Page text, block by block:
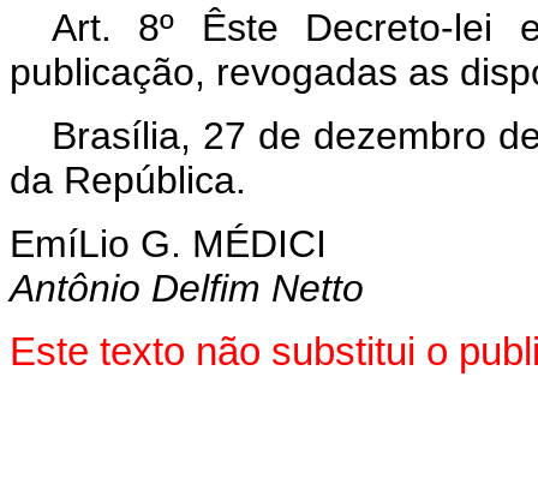
Art. 8º Êste Decreto-lei
publicação, revogadas as
Brasília, 27 de dezembro
da República.
EmíLio G. MÉDICI
Antônio Delfim Netto
Este texto não substitui o